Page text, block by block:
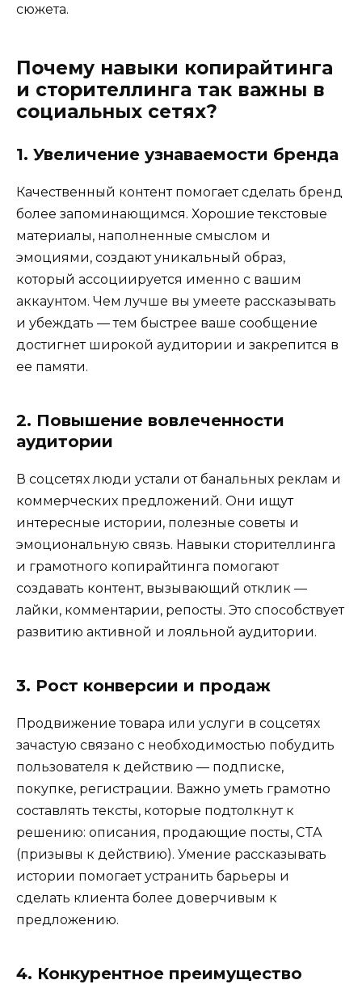
сюжета.
Почему навыки копирайтинга
и сторителлинга так важны в
социальных сетях?
1. Увеличение узнаваемости бренда
Качественный контент помогает сделать бренд
более запоминающимся. Хорошие текстовые
материалы, наполненные смыслом и
эмоциями, создают уникальный образ,
который ассоциируется именно с вашим
аккаунтом. Чем лучше вы умеете рассказывать
и убеждать — тем быстрее ваше сообщение
достигнет широкой аудитории и закрепится в
ее памяти.
2. Повышение вовлеченности
аудитории
В соцсетях люди устали от банальных реклам и
коммерческих предложений. Они ищут
интересные истории, полезные советы и
эмоциональную связь. Навыки сторителлинга
и грамотного копирайтинга помогают
создавать контент, вызывающий отклик —
лайки, комментарии, репосты. Это способствует
развитию активной и лояльной аудитории.
3. Рост конверсии и продаж
Продвижение товара или услуги в соцсетях
зачастую связано с необходимостью побудить
пользователя к действию — подписке,
покупке, регистрации. Важно уметь грамотно
составлять тексты, которые подтолкнут к
решению: описания, продающие посты, CTA
(призывы к действию). Умение рассказывать
истории помогает устранить барьеры и
сделать клиента более доверчивым к
предложению.
4. Конкурентное преимущество